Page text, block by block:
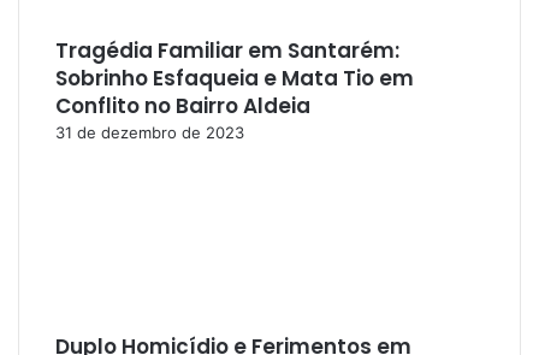
Tragédia Familiar em Santarém:
Sobrinho Esfaqueia e Mata Tio em
Conflito no Bairro Aldeia
31 de dezembro de 2023
Duplo Homicídio e Ferimentos em